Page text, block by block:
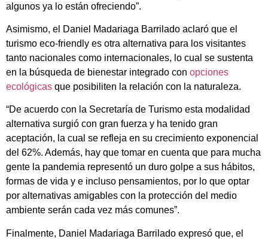
algunos ya lo están ofreciendo”.
Asimismo, el Daniel Madariaga Barrilado aclaró que el
turismo eco-friendly es otra alternativa para los visitantes
tanto nacionales como internacionales, lo cual se sustenta
en la búsqueda de bienestar integrado con opciones
ecológicas que posibiliten la relación con la naturaleza.
“De acuerdo con la Secretaría de Turismo esta modalidad
alternativa surgió con gran fuerza y ha tenido gran
aceptación, la cual se refleja en su crecimiento exponencial
del 62%. Además, hay que tomar en cuenta que para mucha
gente la pandemia representó un duro golpe a sus hábitos,
formas de vida y e incluso pensamientos, por lo que optar
por alternativas amigables con la protección del medio
ambiente serán cada vez más comunes”.
Finalmente, Daniel Madariaga Barrilado expresó que, el